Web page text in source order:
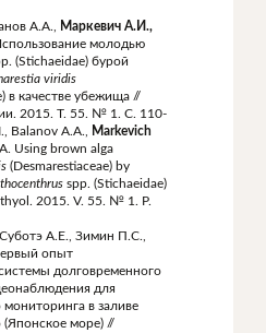
А.А., Маркевич А.И.,
молодью
(Stichaeidae) бурой
viridis
в качестве убежища //
2015. Т. 55. № 1. С. 110-
Balanov A.A., Markevich
Using brown alga
(Desmarestiaceae) by
spp. (Stichaeidae)
2015. V. 55. № 1. P.
Суботэ А.Е., Зимин П.С.,
опыт
долговременного
для
мониторинга в заливе
(Японское море) //